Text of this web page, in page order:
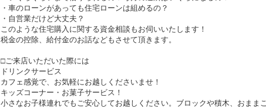
・車のローンがあっても住宅ローンは組めるの？
・自営業だけど大丈夫？
このような住宅購入に関する資金相談もお伺いいたします！
税金の控除、給付金のお話などもさせて頂きます。
□ご来店いただいた際には
ドリンクサービス
カフェ感覚で、お気軽にお越しくださいませ！
キッズコーナー・お菓子サービス！
小さなお子様連れでもご安心してお越しください。ブロックや積木、おまま